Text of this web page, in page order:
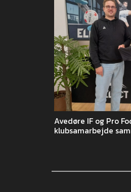
Avedøre IF og Pro
klubsamarbejde